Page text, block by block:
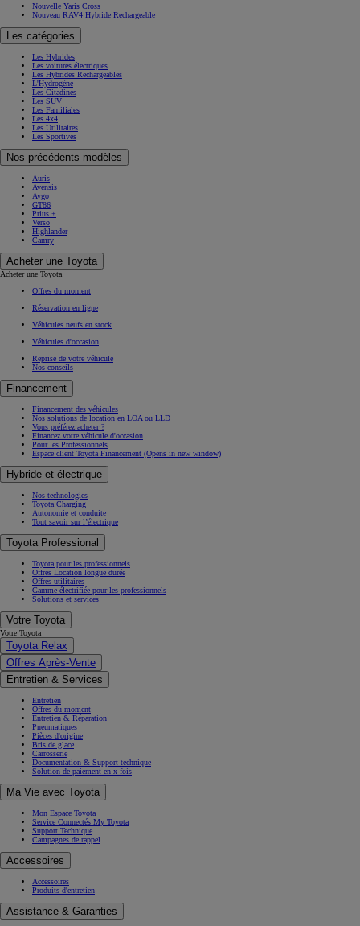
Nouvelle Yaris Cross
Nouveau RAV4 Hybride Rechargeable
Les catégories
Les Hybrides
Les voitures électriques
Les Hybrides Rechargeables
L'Hydrogène
Les Citadines
Les SUV
Les Familiales
Les 4x4
Les Utilitaires
Les Sportives
Nos précédents modèles
Auris
Avensis
Aygo
GT86
Prius +
Verso
Highlander
Camry
Acheter une Toyota
Acheter une Toyota
Offres du moment
Réservation en ligne
Véhicules neufs en stock
Véhicules d'occasion
Reprise de votre véhicule
Nos conseils
Financement
Financement des véhicules
Nos solutions de location en LOA ou LLD
Vous préférez acheter ?
Financez votre véhicule d'occasion
Pour les Professionnels
Espace client Toyota Financement (Opens in new window)
Hybride et électrique
Nos technologies
Toyota Charging
Autonomie et conduite
Tout savoir sur l’électrique
Toyota Professional
Toyota pour les professionnels
Offres Location longue durée
Offres utilitaires
Gamme électrifiée pour les professionnels
Solutions et services
Votre Toyota
Votre Toyota
Toyota Relax
Offres Après-Vente
Entretien & Services
Entretien
Offres du moment
Entretien & Réparation
Pneumatiques
Pièces d'origine
Bris de glace
Carrosserie
Documentation & Support technique
Solution de paiement en x fois
Ma Vie avec Toyota
Mon Espace Toyota
Service Connectés My Toyota
Support Technique
Campagnes de rappel
Accessoires
Accessoires
Produits d'entretien
Assistance & Garanties